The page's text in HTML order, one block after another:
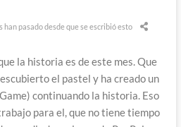
han pasado desde que se escribió esto
la historia es de este mes. Que
el pastel y ha creado un
continuando la historia. Eso
para el, que no tiene tiempo